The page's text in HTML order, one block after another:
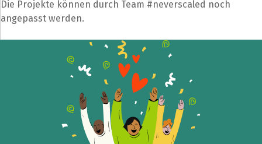
Die Projekte können durch Team #neverscaled noch
angepasst werden.